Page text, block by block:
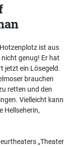
ist aus
genug! Er hat
jetzt ein Lösegeld.
brauchen
retten und den
Vielleicht kann
Hellseherin,
„Theater